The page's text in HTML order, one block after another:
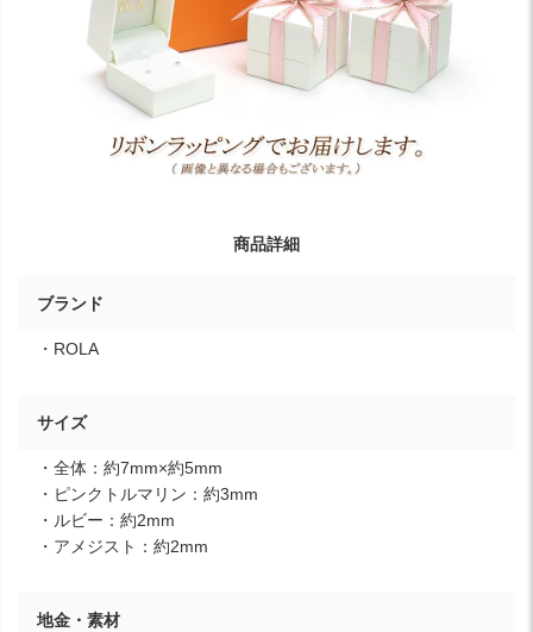
商品詳細
ブランド
・ROLA
サイズ
・全体：約7mm×約5mm
・ピンクトルマリン：約3mm
・ルビー：約2mm
・アメジスト：約2mm
地金・素材